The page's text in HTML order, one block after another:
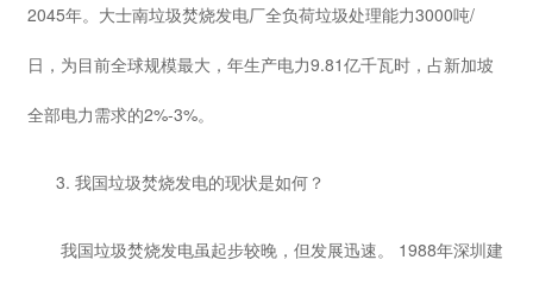
2045年。大士南垃圾焚烧发电厂全负荷垃圾处理能力3000吨/
日，为目前全球规模最大，年生产电力9.81亿千瓦时，占新加坡
全部电力需求的2%-3%。
3. 我国垃圾焚烧发电的现状是如何？
我国垃圾焚烧发电虽起步较晚，但发展迅速。 1988年深圳建